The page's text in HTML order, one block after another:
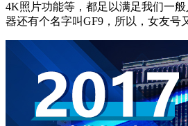
4K照片功能等，都足以满足我们一
器还有个名字叫GF9，所以，女友号